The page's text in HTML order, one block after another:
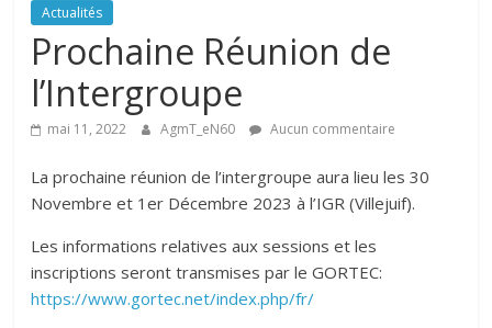
Actualités
Prochaine Réunion de
l’Intergroupe
mai 11, 2022 AgmT_eN60 Aucun commentaire
La prochaine réunion de l’intergroupe aura lieu les 30
Novembre et 1er Décembre 2023 à l’IGR (Villejuif).
Les informations relatives aux sessions et les
inscriptions seront transmises par le GORTEC:
https://www.gortec.net/index.php/fr/